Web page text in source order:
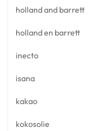
holland and barrett
holland en barrett
inecto
isana
kakao
kokosolie